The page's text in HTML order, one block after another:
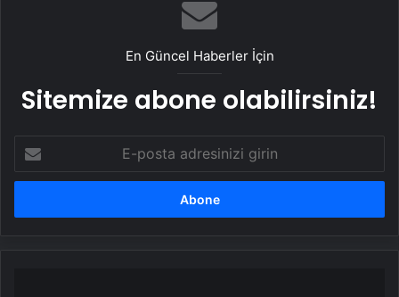
En Güncel Haberler İçin
Sitemize abone olabilirsiniz!
posta
adresinizi